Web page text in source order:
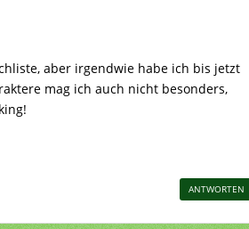
aber irgendwie habe ich bis jetzt
mag ich auch nicht besonders,
ANTWORTEN